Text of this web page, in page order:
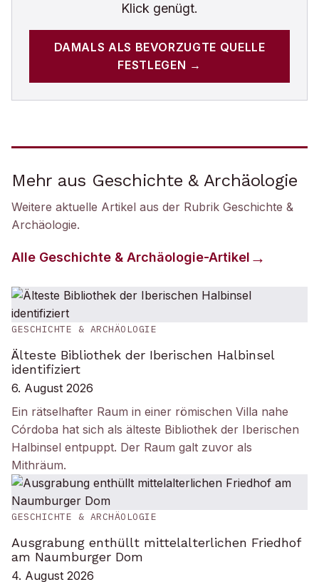
Klick genügt.
DAMALS ALS BEVORZUGTE QUELLE
FESTLEGEN →
Mehr aus Geschichte & Archäologie
Weitere aktuelle Artikel aus der Rubrik Geschichte &
Archäologie.
Alle Geschichte & Archäologie-Artikel
GESCHICHTE & ARCHÄOLOGIE
Älteste Bibliothek der Iberischen Halbinsel
identifiziert
6. August 2026
Ein rätselhafter Raum in einer römischen Villa nahe
Córdoba hat sich als älteste Bibliothek der Iberischen
Halbinsel entpuppt. Der Raum galt zuvor als
Mithräum.
GESCHICHTE & ARCHÄOLOGIE
Ausgrabung enthüllt mittelalterlichen Friedhof
am Naumburger Dom
4. August 2026